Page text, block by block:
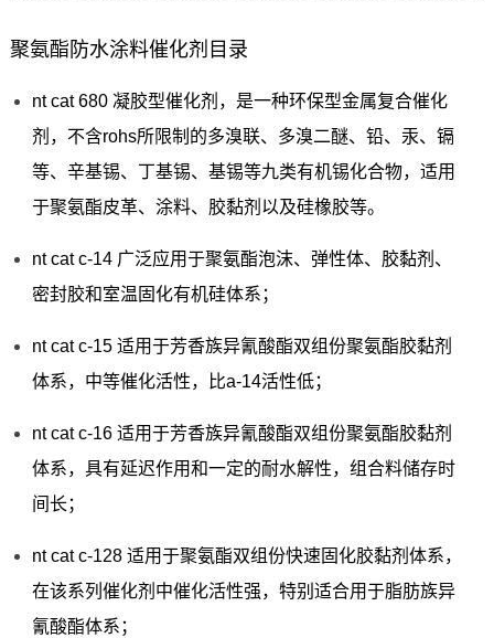
聚氨酯防水涂料催化剂目录
nt cat 680 凝胶型催化剂，是一种环保型金属复合催化
剂，不含rohs所限制的多溴联、多溴二醚、铅、汞、镉
等、辛基锡、丁基锡、基锡等九类有机锡化合物，适用
于聚氨酯皮革、涂料、胶黏剂以及硅橡胶等。
nt cat c-14 广泛应用于聚氨酯泡沫、弹性体、胶黏剂、
密封胶和室温固化有机硅体系；
nt cat c-15 适用于芳香族异氰酸酯双组份聚氨酯胶黏剂
体系，中等催化活性，比a-14活性低；
nt cat c-16 适用于芳香族异氰酸酯双组份聚氨酯胶黏剂
体系，具有延迟作用和一定的耐水解性，组合料储存时
间长；
nt cat c-128 适用于聚氨酯双组份快速固化胶黏剂体系，
在该系列催化剂中催化活性强，特别适合用于脂肪族异
氰酸酯体系；